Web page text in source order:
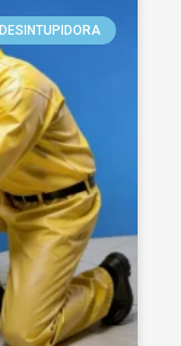
DESINTUPIDORA